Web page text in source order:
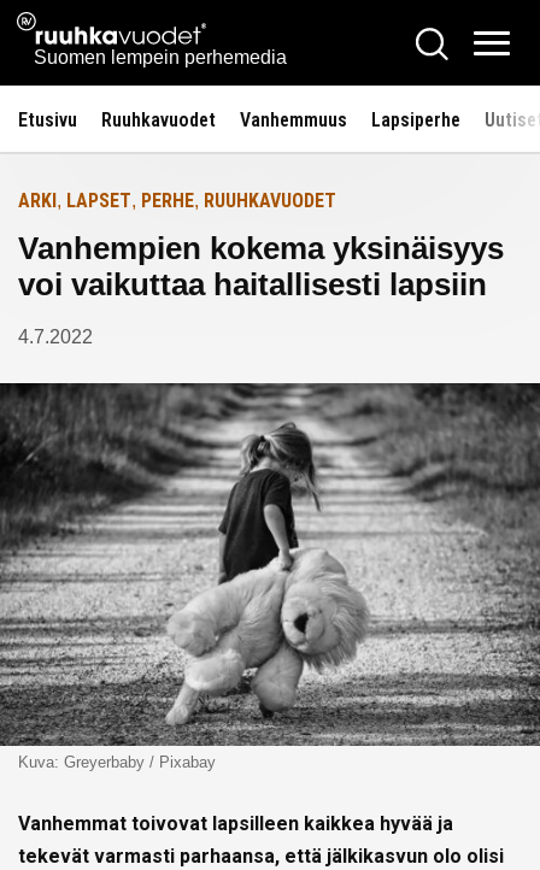
Siirry
sisältöön
Ruuhkavuodet.fi
Suomen lempein perhemedia
Hae
Etusivu Ruuhkavuodet Vanhemmuus Lapsiperhe
Etusivulle
ARKI , LAPSET, PERHE, RUUHKAVUODET
Vanhempien kokema yksinäisyys
voi vaikuttaa haitallisesti lapsiin
4.7.2022
Kuva: Greyerbaby / Pixabay
Vanhemmat toivovat lapsilleen kaikkea hyvää ja
tekevät varmasti parhaansa, että jälkikasvun olo olisi